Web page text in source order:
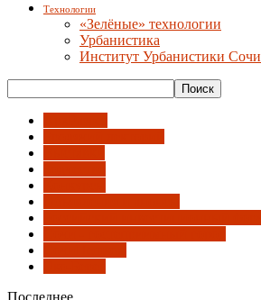
Технологии
«Зелёные» технологии
Урбанистика
Институт Урбанистики Сочи
Последнее